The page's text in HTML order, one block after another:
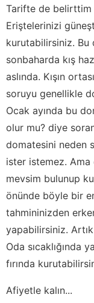
Tarifte de belirttim
Eriştelerinizi
kurutabilirsiniz.
sonbaharda kış
aslında. Kışın
soruyu genellikle
Ocak ayında bu
olur mu? diye
domatesini neden
ister istemez.
mevsim bulunup
önünde böyle bir
tahmininizden
yapabilirsiniz.
Oda sıcaklığında
fırında
Afiyetle kalın...